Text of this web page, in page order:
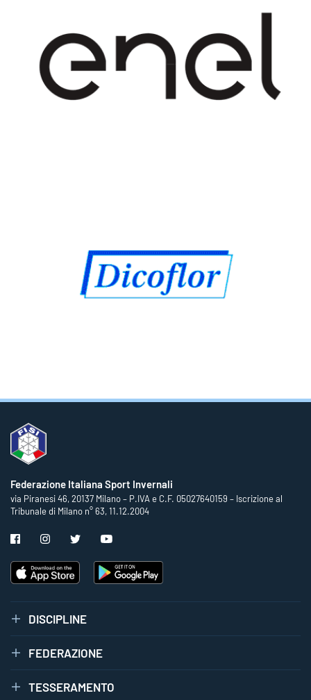
Federazione Italiana Sport Invernali
via Piranesi 46, 20137 Milano – P.IVA e C.F. 05027640159 – Iscrizione al
Tribunale di Milano n° 63, 11.12.2004
DISCIPLINE
FEDERAZIONE
TESSERAMENTO